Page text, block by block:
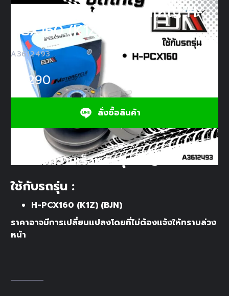
ล้อปรับความเร็วหลังชุดใหญ่ H-
PCX160 (K1Z) (BJN)
A3612493
1290
สั่งซื้อสินค้า
ล้อปรับความเร็วหลังชุดใหญ่
ใช้กับรถรุ่น :
H-PCX160 (K1Z) (BJN)
ราคาอาจมีการเปลี่ยนแปลงโดยที่ไม่ต้องแจ้งให้ทราบล่วง
หน้า